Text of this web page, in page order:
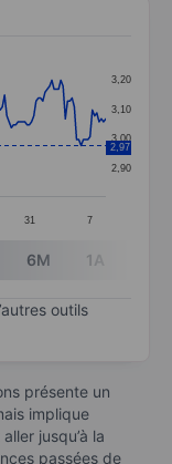
Data
31 7
2,90
3,00
3,10
3,20
2,97
6M 1A
outils
présente un
implique
jusqu’à la
passées de